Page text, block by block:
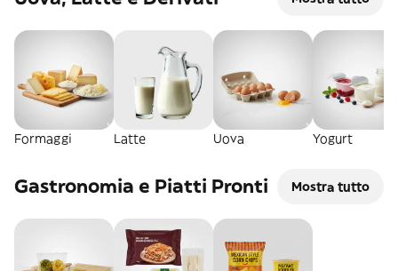
Formaggi Latte Uova Yogurt
Gastronomia e Piatti Pronti Mostra tutto